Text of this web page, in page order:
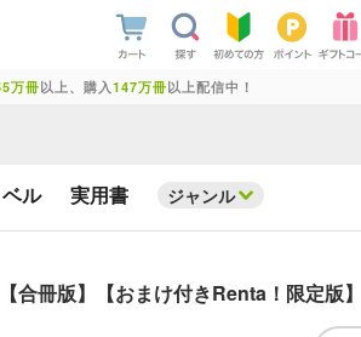
万冊以上、購入 147万冊以上配信中！
ル 実用書 ジャンル
合冊版】【おまけ付きRenta！限定版】